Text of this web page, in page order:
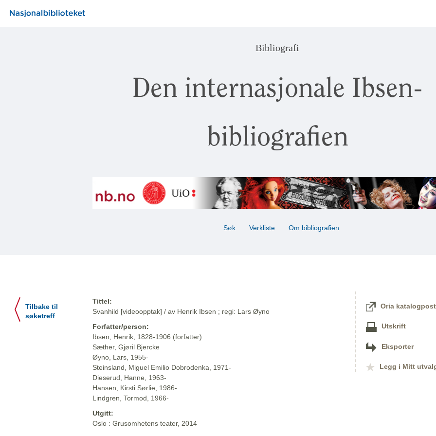
Bibliografi
Den internasjonale Ibsen-
bibliografien
Søk Verkliste Om bibliografien
Tilbake til
søketreff
Tittel:
Svanhild [videoopptak] / av Henrik Ibsen ; regi: Lars Øyno
Forfatter/person:
Ibsen, Henrik, 1828-1906 (forfatter)
Sæther, Gjøril Bjercke
Øyno, Lars, 1955-
Steinsland, Miguel Emilio Dobrodenka, 1971-
Dieserud, Hanne, 1963-
Hansen, Kirsti Sørlie, 1986-
Lindgren, Tormod, 1966-
Utgitt:
Oslo : Grusomhetens teater, 2014
Oria katalogpost
Utskrift
Eksporter
Legg i Mitt